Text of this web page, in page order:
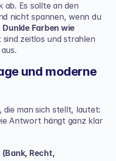
ab. Es sollte an den
nicht spannen, wenn du
Dunkle Farben wie
sind zeitlos und strahlen
und moderne
die man sich stellt, lautet:
Antwort hängt ganz klar
Recht,